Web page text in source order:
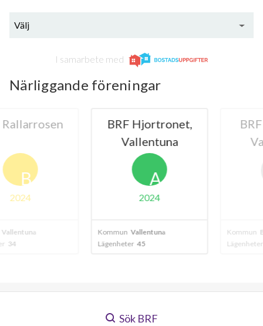
Välj
I samarbete med
Närliggande föreningar
B
BRF Hjortronet,
Vallentuna
A
2024
Kommun Vallentuna
Lägenheter 45
BRF
Kommun
Lägenheter 45
Sök BRF